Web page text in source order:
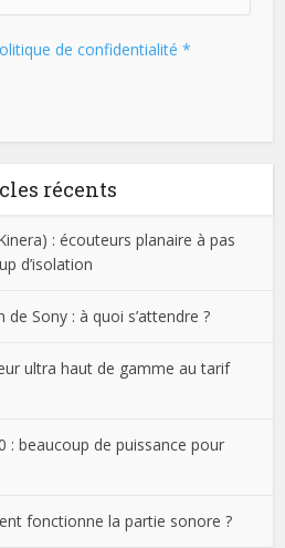
de confidentialité*
récents
: écouteurs planaire à pas
d’isolation
Sony : à quoi s’attendre ?
ultra haut de gamme au tarif
: beaucoup de puissance pour
fonctionne la partie sonore ?